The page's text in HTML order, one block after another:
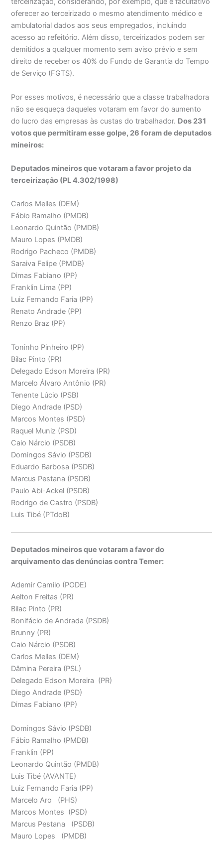
oferecer ao terceirizado o mesmo atendimento médico e
ambulatorial dados aos seus empregados, incluindo
acesso ao refeitório. Além disso, terceirizados podem ser
demitidos a qualquer momento sem aviso prévio e sem
direito de receber os 40% do Fundo de Garantia do Tempo
de Serviço (FGTS).
Por esses motivos, é necessário que a classe trabalhadora
não se esqueça daqueles votaram em favor do aumento
do lucro das empresas às custas do trabalhador. Dos 231
votos que permitiram esse golpe, 26 foram de deputados
mineiros:
Deputados mineiros que votaram a favor projeto da
terceirização (PL 4.302/1998)
Carlos Melles (DEM)
Fábio Ramalho (PMDB)
Leonardo Quintão (PMDB)
Mauro Lopes (PMDB)
Rodrigo Pacheco (PMDB)
Saraiva Felipe (PMDB)
Dimas Fabiano (PP)
Franklin Lima (PP)
Luiz Fernando Faria (PP)
Renato Andrade (PP)
Renzo Braz (PP)
Toninho Pinheiro (PP)
Bilac Pinto (PR)
Delegado Edson Moreira (PR)
Marcelo Álvaro Antônio (PR)
Tenente Lúcio (PSB)
Diego Andrade (PSD)
Marcos Montes (PSD)
Raquel Muniz (PSD)
Caio Nárcio (PSDB)
Domingos Sávio (PSDB)
Eduardo Barbosa (PSDB)
Marcus Pestana (PSDB)
Paulo Abi-Ackel (PSDB)
Rodrigo de Castro (PSDB)
Luis Tibé (PTdoB)
Deputados mineiros que votaram a favor do
arquivamento das denúncias contra Temer:
Ademir Camilo (PODE)
Aelton Freitas (PR)
Bilac Pinto (PR)
Bonifácio de Andrada (PSDB)
Brunny (PR)
Caio Nárcio (PSDB)
Carlos Melles (DEM)
Dâmina Pereira (PSL)
Delegado Edson Moreira (PR)
Diego Andrade (PSD)
Dimas Fabiano (PP)
Domingos Sávio (PSDB)
Fábio Ramalho (PMDB)
Franklin (PP)
Leonardo Quintão (PMDB)
Luis Tibé (AVANTE)
Luiz Fernando Faria (PP)
Marcelo Aro (PHS)
Marcos Montes (PSD)
Marcus Pestana (PSDB)
Mauro Lopes (PMDB)